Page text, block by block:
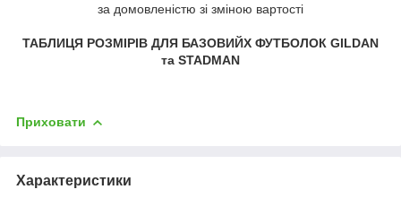
за домовленістю зі зміною вартості
ТАБЛИЦЯ РОЗМІРІВ ДЛЯ БАЗОВИЙХ ФУТБОЛОК GILDAN
та STADMAN
Приховати
Характеристики